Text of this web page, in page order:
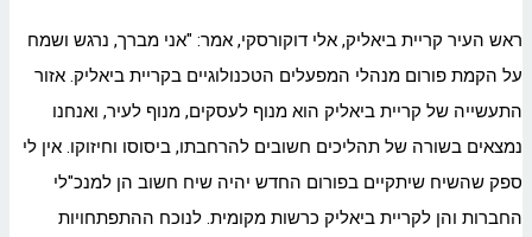
ראש העיר קריית ביאליק, אלי דוקורסקי, אמר: "אני מברך, נרגש ושמח
על הקמת פורום מנהלי המפעלים הטכנולוגיים בקריית ביאליק. אזור
התעשייה של קריית ביאליק הוא מנוף לעסקים, מנוף לעיר, ואנחנו
נמצאים בשורה של תהליכים חשובים להרחבתו, ביסוסו וחיזוקו. אין לי
ספק שהשיח שיתקיים בפורום החדש יהיה שיח חשוב הן למנכ"לי
החברות והן לקריית ביאליק כרשות מקומית. לנוכח ההתפתחויות